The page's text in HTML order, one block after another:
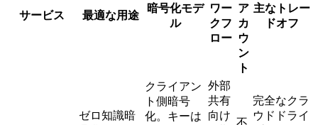
サービス 最適な用途
暗号化モデ
ル
ワー
クフ
ロー
ア
カ
ウ
ン
ト
主なトレー
ドオフ
ゼロ知識暗
クライアン
ト側暗号
化。キーは
外部
共有
向け
不
完全なクラ
ウドドライ